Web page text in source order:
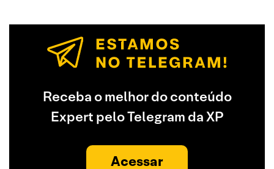
Receba o melhor do conteúdo
Expert pelo Telegram da XP
Acessar